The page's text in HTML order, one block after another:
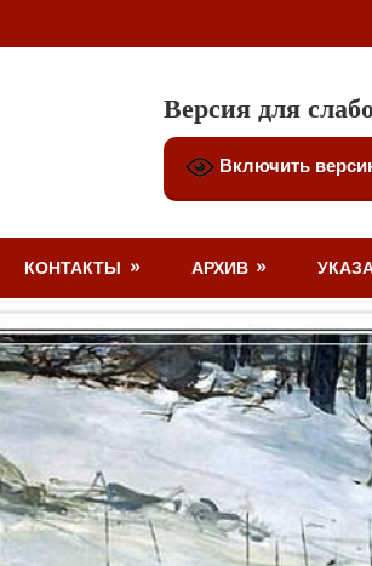
Версия для
Включить
КОНТАКТЫ АРХИВ